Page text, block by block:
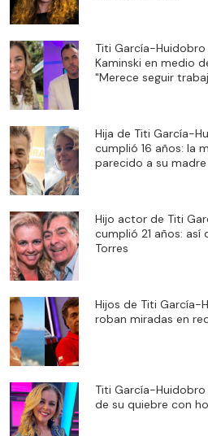
Titi García-
Kaminski en medio
"Merece seguir
Hija de Titi García-
cumplió 16 años: la
parecido a su madre
Hijo actor de Titi
cumplió 21 años: así
Torres
Hijos de Titi García-
roban miradas en
Titi García-
de su quiebre con